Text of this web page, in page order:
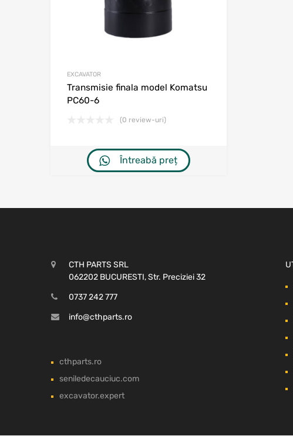
EXCAVATOR
Transmisie finala model Komatsu
PC60-6
(0 review-uri)
Întreabă preț
CTH PARTS SRL
062202 BUCURESTI, Str. Preciziei 32
0737 242 777
info@cthparts.ro
cthparts.ro
seniledecauciuc.com
excavator.expert